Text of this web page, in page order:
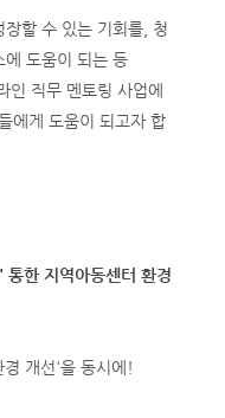
할 수 있는 기회를, 청
에 도움이 되는 등
인 직무 멘토링 사업에
에게 도움이 되고자 합
한 지역아동센터 환경
개선'을 동시에!